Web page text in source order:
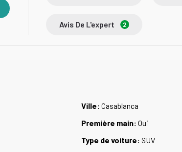
Avis De L'expert 2
Ville: Casablanca
Première main: Oui
Type de voiture: SUV